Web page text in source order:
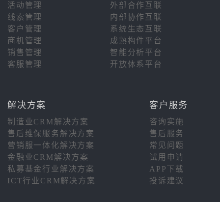
活动管理
外部合作互联
线索管理
内部协作互联
客户管理
系统生态互联
商机管理
成熟构件平台
销售管理
智能分析平台
客服管理
开放体系平台
解决方案 客户服务
制造业CRM解决方案
咨询实施
售后维保服务解决方案
售后服务
营销服一体化解决方案
常见问题
金融业CRM解决方案
试用申请
私募基金行业解决方案
APP下载
ICT行业CRM解决方案
投诉建议